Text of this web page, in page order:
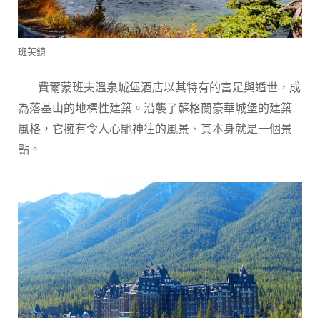
班芙鎮
費爾蒙班夫溫泉城堡酒店以其特有的富足與遁世，成
為落基山的地標性建築。沿襲了蘇格蘭豪華城堡的建築
風格，它擁有令人心馳神往的風景、其本身就是一個景
點。